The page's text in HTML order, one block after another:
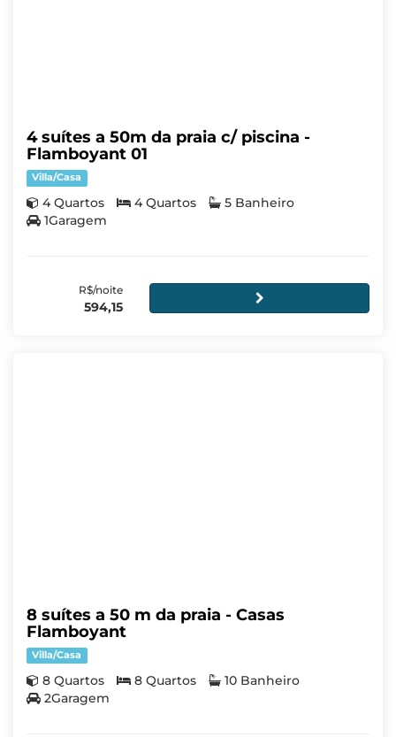
4 suítes a 50m da praia c/ piscina -
Flamboyant 01
Villa/Casa
4 Quartos 4 Quartos
5 Banheiro
1Garagem
R$/noite
594,15
8 suítes a 50 m da praia - Casas
Flamboyant
Villa/Casa
8 Quartos 8 Quartos
10 Banheiro
2Garagem